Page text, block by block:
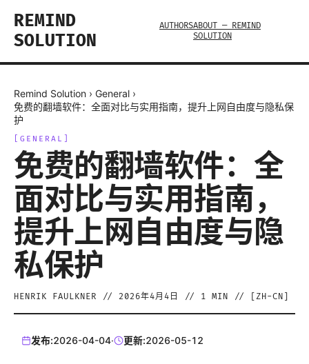
REMIND
SOLUTION
AUTHORSABOUT — REMIND
SOLUTION
Remind Solution › General ›
免费的翻墙软件：全面对比与实用指南，提升上网自由度与隐私保
护
GENERAL
免费的翻墙软件：全
面对比与实用指南，
提升上网自由度与隐
私保护
HENRIK FAULKNER // 2026年4月4日 // 1 MIN // [ ZH-CN
发布:2026-04-04· 更新:2026-05-12